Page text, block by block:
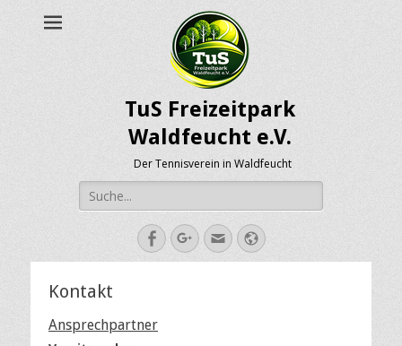
TuS Freizeitpark
Waldfeucht e.V.
Der Tennisverein in Waldfeucht
Suche
nach:
FacebookGoogleplus
E-
Mail-
Webseite
Kontakt
Ansprechpartner